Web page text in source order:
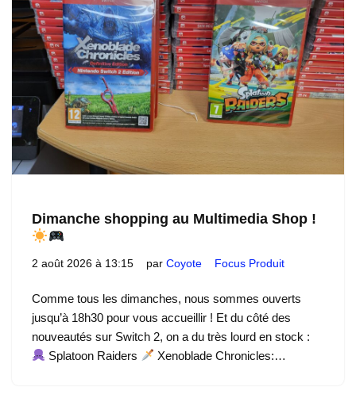
Dimanche shopping au Multimedia Shop !
2 août 2026 à 13:15 par Coyote Focus Produit
Comme tous les dimanches, nous sommes ouverts
jusqu’à 18h30 pour vous accueillir ! Et du côté des
nouveautés sur Switch 2, on a du très lourd en stock :
Splatoon Raiders
Xenoblade Chronicles:…